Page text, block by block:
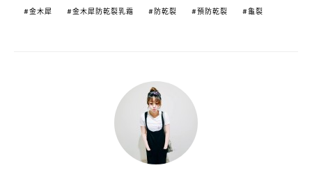
金木犀
金木犀防乾裂乳霜 防乾裂 預防乾裂 龜裂